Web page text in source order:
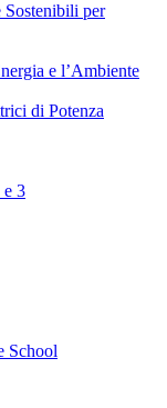
Sostenibili per
e l’Ambiente
di Potenza
3
School